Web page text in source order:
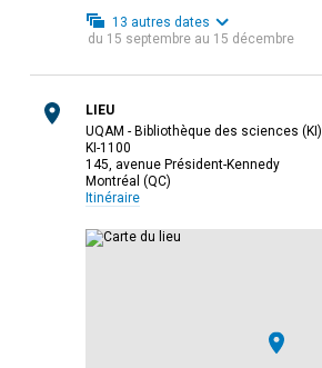
13 autres dates
du 15 septembre au 15 décembre
LIEU
UQAM - Bibliothèque des sciences (KI)
KI-1100
145, avenue Président-Kennedy
Montréal (QC)
Itinéraire